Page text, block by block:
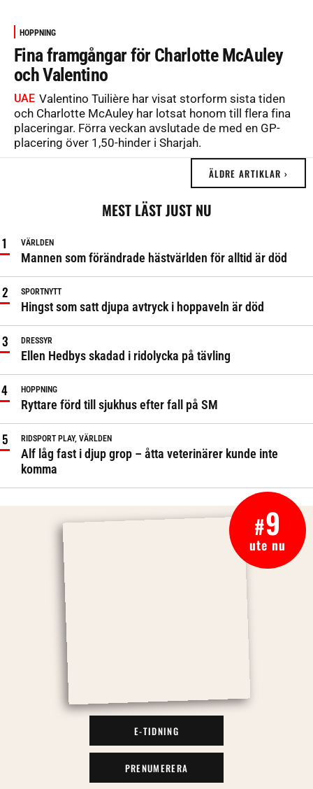
HOPPNING
Fina framgångar för Charlotte McAuley
och Valentino
UAE Valentino Tuilière har visat storform sista tiden
och Charlotte McAuley har lotsat honom till flera fina
placeringar. Förra veckan avslutade de med en GP-
placering över 1,50-hinder i Sharjah.
ÄLDRE ARTIKLAR ›
MEST LÄST JUST NU
VÄRLDEN
Mannen som förändrade hästvärlden för alltid är död
SPORTNYTT
Hingst som satt djupa avtryck i hoppaveln är död
DRESSYR
Ellen Hedbys skadad i ridolycka på tävling
HOPPNING
Ryttare förd till sjukhus efter fall på SM
RIDSPORT PLAY, VÄRLDEN
Alf låg fast i djup grop – åtta veterinärer kunde inte
komma
#9
ute nu
E-TIDNING
PRENUMERERA